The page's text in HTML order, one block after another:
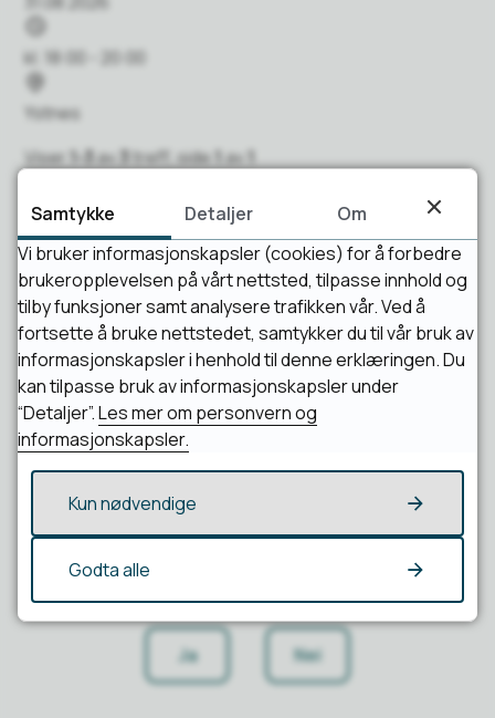
o
i
s
u
k
t
kl. 18:00 - 20:00
t
d
Ystnes
Viser 1-3av3treff, side 1av
1
Antall treff per side
25
Fant du det du lette etter?
Ja Nei
Samtykke Detaljer
Om
Vi bruker informasjonskapsler (cookies) for å forbedre
brukeropplevelsen på vårt nettsted, tilpasse innhold og
tilby funksjoner samt analysere trafikken vår. Ved å
fortsette å bruke nettstedet, samtykker du til vår bruk av
informasjonskapsler i henhold til denne erklæringen. Du
kan tilpasse bruk av informasjonskapsler under
“Detaljer”.Les mer om personvern og
informasjonskapsler.
Kun nødvendige
Godta alle